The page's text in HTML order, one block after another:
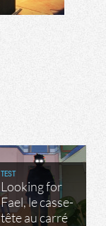
TEST
Looking for
Fael, le casse-
tête au carré